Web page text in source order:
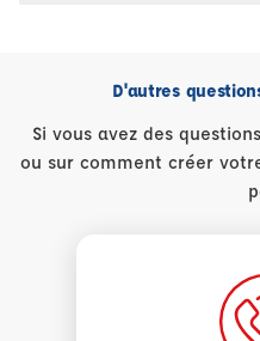
D'autres
Si vous avez des
ou sur comment créer